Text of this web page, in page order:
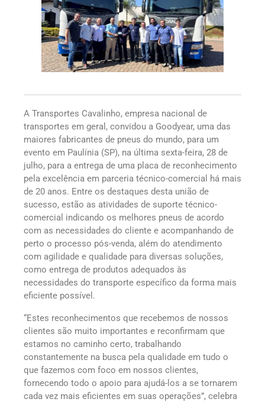
A Transportes Cavalinho, empresa nacional de
transportes em geral, convidou a Goodyear, uma das
maiores fabricantes de pneus do mundo, para um
evento em Paulínia (SP), na última sexta-feira, 28 de
julho, para a entrega de uma placa de reconhecimento
pela excelência em parceria técnico-comercial há mais
de 20 anos. Entre os destaques desta união de
sucesso, estão as atividades de suporte técnico-
comercial indicando os melhores pneus de acordo
com as necessidades do cliente e acompanhando de
perto o processo pós-venda, além do atendimento
com agilidade e qualidade para diversas soluções,
como entrega de produtos adequados às
necessidades do transporte específico da forma mais
eficiente possível.
“Estes reconhecimentos que recebemos de nossos
clientes são muito importantes e reconfirmam que
estamos no caminho certo, trabalhando
constantemente na busca pela qualidade em tudo o
que fazemos com foco em nossos clientes,
fornecendo todo o apoio para ajudá-los a se tornarem
cada vez mais eficientes em suas operações”, celebra